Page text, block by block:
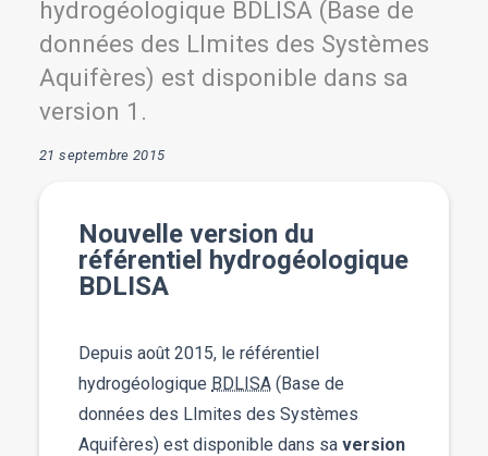
hydrogéologique BDLISA (Base de
données des LImites des Systèmes
Aquifères) est disponible dans sa
version 1.
21 septembre 2015
Nouvelle version du
référentiel hydrogéologique
BDLISA
Depuis août 2015, le référentiel
hydrogéologique BDLISA (Base de
données des LImites des Systèmes
Aquifères) est disponible dans sa version